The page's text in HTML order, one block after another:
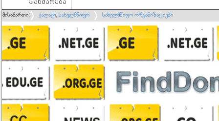
დახმარება
მისამართი: ქალაქი, სახელმწიფო სახელმწიფო ორგანიზაციები